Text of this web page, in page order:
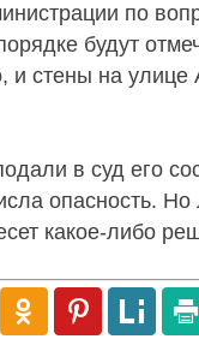
по
будут
и стены на
в суд его
опасность. Но
какое-либо